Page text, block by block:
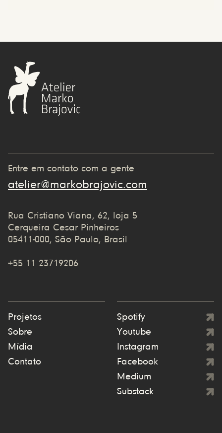
Entre em contato com a gente
atelier@markobrajovic.com
Rua Cristiano Viana, 62, loja 5
Cerqueira Cesar Pinheiros
05411-000, São Paulo, Brasil
+55 11 23719206
Projetos
Sobre
Mídia
Contato
Spotify
Youtube
Instagram
Facebook
Medium
Substack